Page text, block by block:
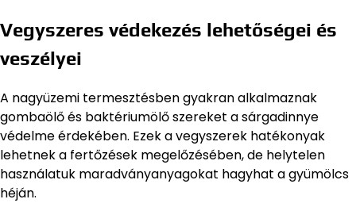
Vegyszeres védekezés lehetőségei és
veszélyei
A nagyüzemi termesztésben gyakran alkalmaznak
gombaölő és baktériumölő szereket a sárgadinnye
védelme érdekében. Ezek a vegyszerek hatékonyak
lehetnek a fertőzések megelőzésében, de helytelen
használatuk maradványanyagokat hagyhat a gyümölcs
héján.